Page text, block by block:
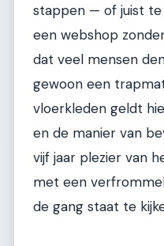
stappen — of juist te
een webshop
dat veel mensen
gewoon een
vloerkleden geldt
en de manier van
vijf jaar plezier van
met een
de gang staat te